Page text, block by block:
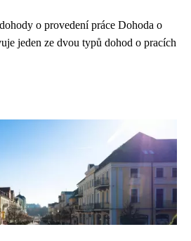
o provedení práce Dohoda o
jeden ze dvou typů dohod o pracích